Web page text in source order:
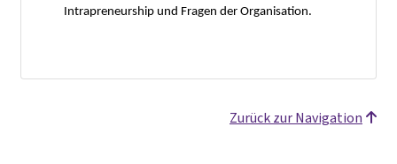
Intrapreneurship und Fragen der Organisation.
Zurück zur Navigation